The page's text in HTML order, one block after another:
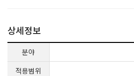
상세정보
분야
적용범위